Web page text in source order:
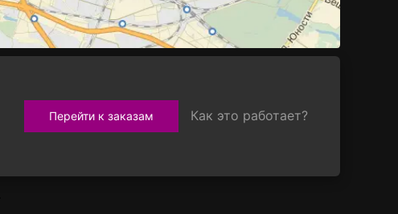
Перейти к заказам Как это работает?